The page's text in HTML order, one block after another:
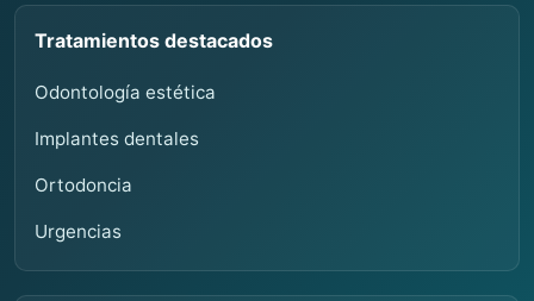
Tratamientos destacados
Odontología estética
Implantes dentales
Ortodoncia
Urgencias